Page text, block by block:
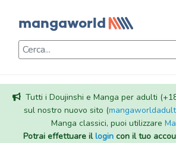
Tutti i Doujinshi e Manga per adulti
sul nostro nuovo sito (
Manga classici, puoi utilizzare
Potrai effettuare illogincon il tuo